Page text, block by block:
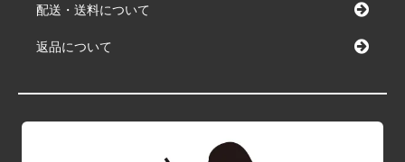
配送・送料について
返品について